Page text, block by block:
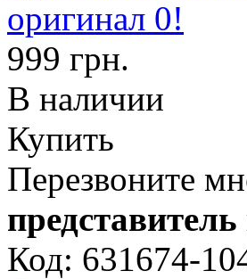
оригинал 0!
999 грн.
В наличии
Купить
Перезвоните
Код: 631674-